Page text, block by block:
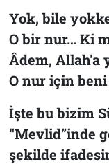
Yok, bile
O bir nur… Ki
Âdem, Allah'a
O nur için
İşte bu bizim
“Mevlid”inde
şekilde